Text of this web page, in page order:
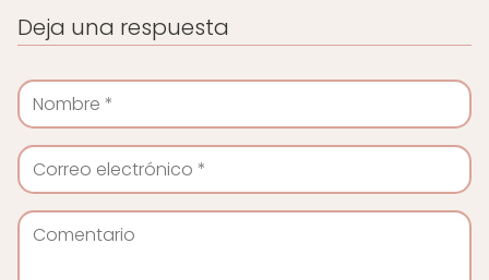
Deja una respuesta